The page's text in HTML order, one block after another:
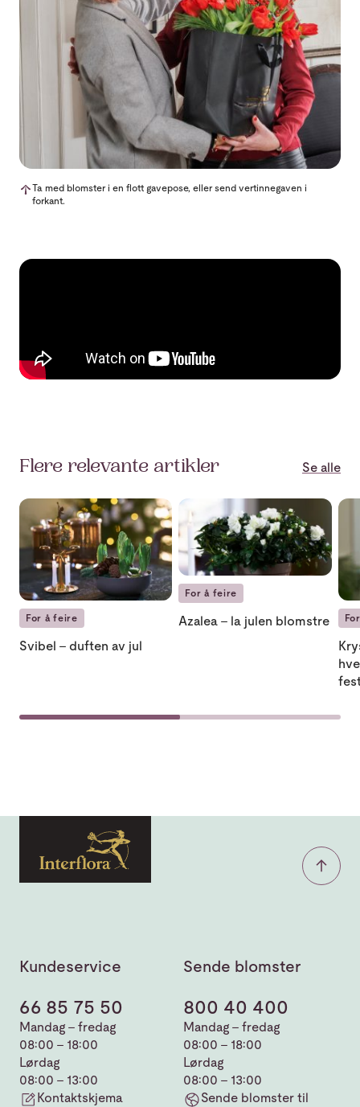
Ta med blomster i en flott gavepose, eller send vertinnegaven i
forkant.
Flere relevante artikler Se alle
Svibel – duften av jul
For å feire
Svibel – duften av jul
Azalea – la julen blomstre
For å feire
Azalea – la julen blomstre
Kundeservice
66 85 75 50
Mandag - fredag
08:00 - 18:00
Lørdag
08:00 - 13:00
Kontaktskjema
Sende blomster
800 40 400
Mandag - fredag
08:00 - 18:00
Lørdag
08:00 - 13:00
Sende blomster til